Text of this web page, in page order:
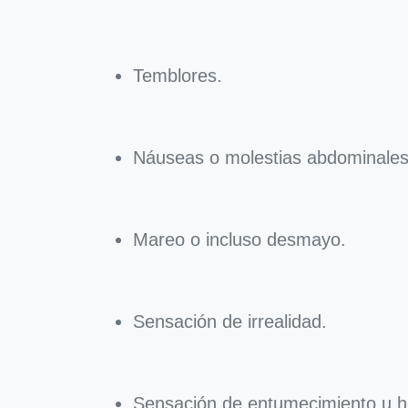
Temblores.
Náuseas o molestias
Mareo o incluso desmayo.
Sensación de irrealidad.
Sensación de entumecimiento u